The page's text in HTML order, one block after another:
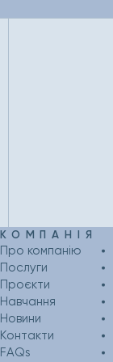
КОМПАНІЯ
Про компанію
Послуги
Проєкти
Навчання
Новини
Контакти
FAQs